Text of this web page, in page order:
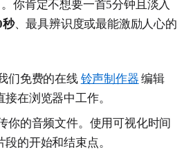
你肯定不想要一首5分钟且淡入
秒、最具辨识度或最能激励人心的
们免费的在线 铃声制作器 编辑
在浏览器中工作。
你的音频文件。使用可视化时间
的开始和结束点。